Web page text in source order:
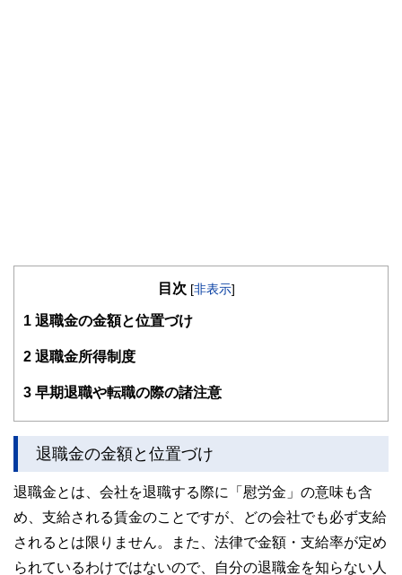
https://wiselife.biz/fp/mterakado/
https://www.voicemarche.jp/advisers/781
目次 [非表示]
1 退職金の金額と位置づけ
2 退職金所得制度
3 早期退職や転職の際の諸注意
退職金の金額と位置づけ
退職金とは、会社を退職する際に「慰労金」の意味も含
め、支給される賃金のことですが、どの会社でも必ず支給
されるとは限りません。また、法律で金額・支給率が定め
られているわけではないので、自分の退職金を知らない人